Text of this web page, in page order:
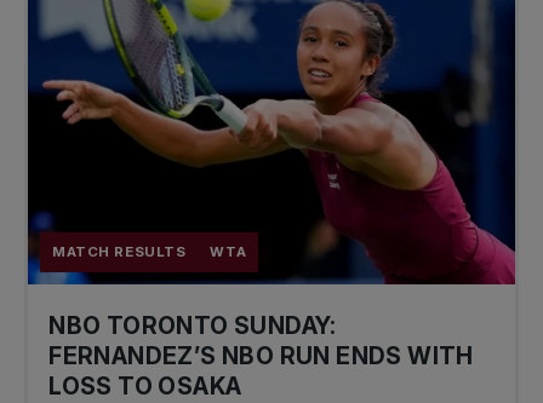
MATCH RESULTS WTA
NBO TORONTO SUNDAY:
FERNANDEZ’S NBO RUN ENDS WITH
LOSS TO OSAKA